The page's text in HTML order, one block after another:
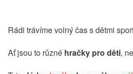
Rádi trávíme volný čas s dětmi
Ať jsou to různé hračky pro děti,